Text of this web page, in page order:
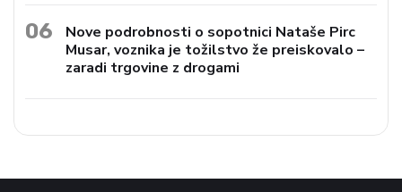
06
Nove podrobnosti o sopotnici Nataše Pirc
Musar, voznika je tožilstvo že preiskovalo –
zaradi trgovine z drogami